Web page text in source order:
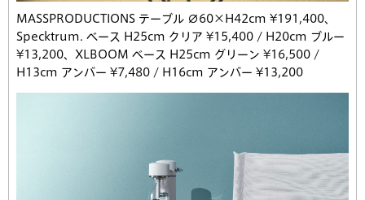
MASSPRODUCTIONS テーブル ∅60×H42cm ¥191,400、
Specktrum. ベース H25cm クリア ¥15,400 / H20cm ブルー
¥13,200、XLBOOM ベース H25cm グリーン ¥16,500 /
H13cm アンバー ¥7,480 / H16cm アンバー ¥13,200